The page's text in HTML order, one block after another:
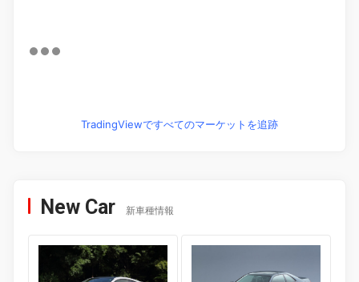
TradingViewですべてのマーケットを追跡
New Car 新車種情報